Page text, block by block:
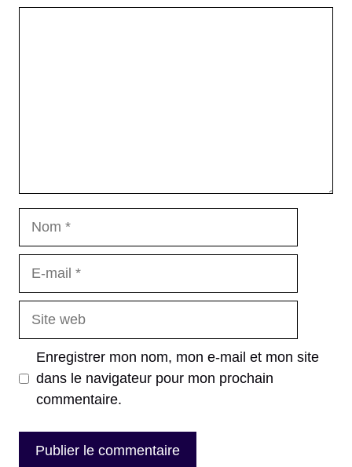
Site
Enregistrer mon nom, mon e-mail et mon site
dans le navigateur pour mon prochain
commentaire.